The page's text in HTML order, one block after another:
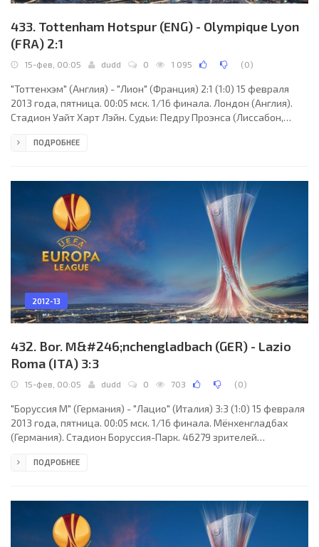
433. Tottenham Hotspur (ENG) - Olympique Lyon
(FRA) 2:1
15-фев, 00:05 dudd 0 1 095 (0)
"Тоттенхэм" (Англия) - "Лион" (Франция) 2:1 (1:0) 15 февраля
2013 года, пятница. 00:05 мск. 1/16 финала. Лондон (Англия).
Стадион Уайт Харт Лэйн. Судьи: Педру Проэнса (Лиссабон,
Португалия). Резервный: Антониу Годинью (Португалия).
Аарон Леннон (Гилфи Тор Сигурдссон, 79), Скотт Паркер
(Джейк Ливермор, 90+1), Гарет Бэйл, Мусса
ПОДРОБНЕЕ
2012-13
432. Bor. M&#246;nchengladbach (GER) - Lazio
Roma (ITA) 3:3
15-фев, 00:05 dudd 0 703 (0)
"Боруссия М" (Германия) - "Лацио" (Италия) 3:3 (1:0) 15 февраля
2013 года, пятница. 00:05 мск. 1/16 финала. Мёнхенгладбах
(Германия). Стадион Боруссия-Парк. 46279 зрителей
Россия), Антон Аверьянов, Тихон Калугин (оба - Россия).
Вендт, Мартин Штранцль, Ховард Нордтвейт (Торбен Маркс,
72), Тони Янтшке (Гранит Джака, 75), Толга
ПОДРОБНЕЕ